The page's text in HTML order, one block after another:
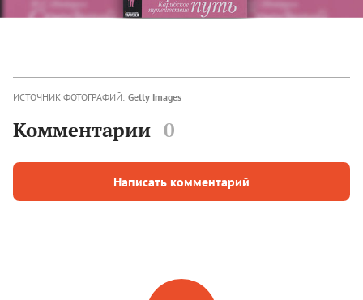
ИСТОЧНИК ФОТОГРАФИЙ: Getty Images
Комментарии 0
Написать комментарий